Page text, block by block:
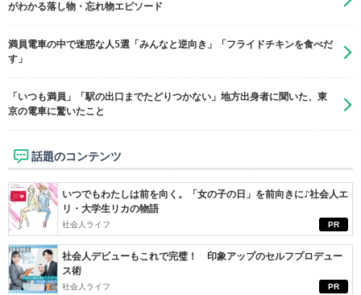
がわかる落し物・忘れ物エピソード
満員電車の中で迷惑な人5選「みんなと逆向き」「フライドチキンを食べだ
す」
「いつも満員」「駅の出口までたどりつかない」地方出身者に聞いた、東
京の電車に驚いたこと
話題のコンテンツ
PR
いつでもわたしは前を向く。「女の子の日」を前向きに♪社会人エ
リ・大学生リカの物語
社会人ライフ
PR
社会人デビューもこれで完璧！ 印象アップのセルフプロデュー
ス術
社会人ライフ